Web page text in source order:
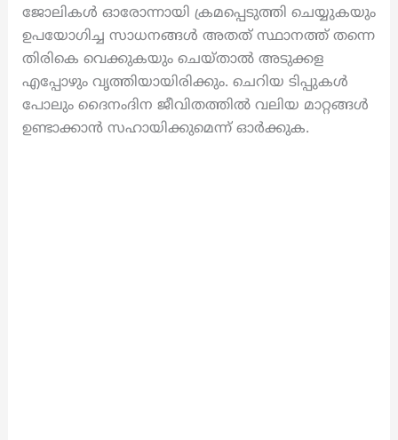
ജോലികൾ ഓരോന്നായി ക്രമപ്പെടുത്തി ചെയ്യുകയും
ഉപയോഗിച്ച സാധനങ്ങൾ അതത് സ്ഥാനത്ത് തന്നെ
തിരികെ വെക്കുകയും ചെയ്താൽ അടുക്കള
എപ്പോഴും വൃത്തിയായിരിക്കും. ചെറിയ ടിപ്പുകൾ
പോലും ദൈനംദിന ജീവിതത്തിൽ വലിയ മാറ്റങ്ങൾ
ഉണ്ടാക്കാൻ സഹായിക്കുമെന്ന് ഓർക്കുക.